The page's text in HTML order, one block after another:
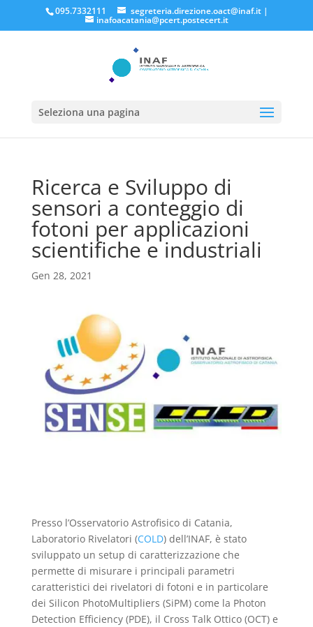
095.7332111 segreteria.direzione.oact@inaf.it|
inafoacatania@pcert.postecert.it
Seleziona una pagina
Ricerca e Sviluppo di
sensori a conteggio di
fotoni per applicazioni
scientifiche e industriali
Gen 28, 2021
Presso l’Osservatorio Astrofisico di Catania,
Laboratorio Rivelatori (COLD) dell’INAF, è stato
sviluppato un setup di caratterizzazione che
permette di misurare i principali parametri
caratteristici dei rivelatori di fotoni e in particolare
dei Silicon PhotoMultipliers (SiPM) come la Photon
Detection Efficiency (PDE), il Cross Talk Ottico (OCT) e